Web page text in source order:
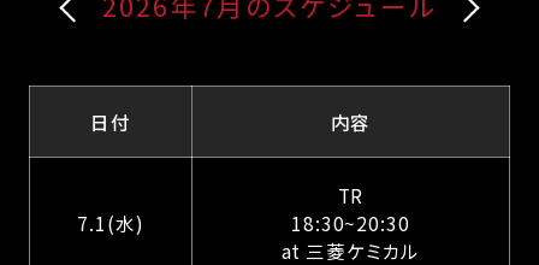
日付 内容
7.1(水)
TR
18:30~20:30
at 三菱ケミカル